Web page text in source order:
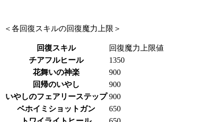
＜各回復スキルの回復魔力上限＞
回復スキル
回復魔力上限値
チアフルヒール
1350
花舞いの神楽
900
回帰のいやし
900
いやしのフェアリーステップ 900
ベホイミショットガン
650